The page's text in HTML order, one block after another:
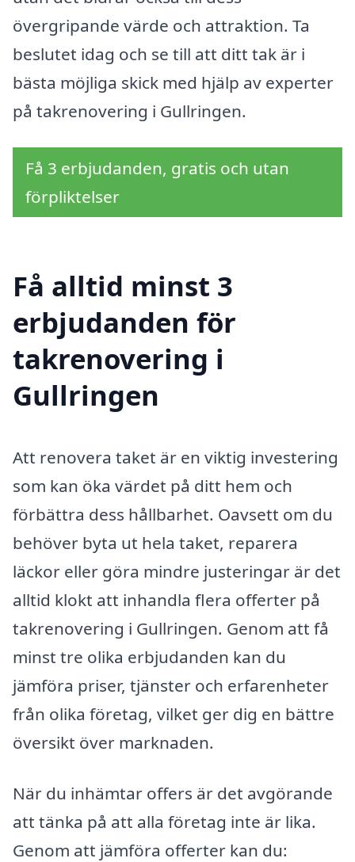
övergripande värde och attraktion. Ta
beslutet idag och se till att ditt tak är i
bästa möjliga skick med hjälp av experter
på takrenovering i Gullringen.
Få 3 erbjudanden, gratis och utan
förpliktelser
Få alltid minst 3
erbjudanden för
takrenovering i
Gullringen
Att renovera taket är en viktig investering
som kan öka värdet på ditt hem och
förbättra dess hållbarhet. Oavsett om du
behöver byta ut hela taket, reparera
läckor eller göra mindre justeringar är det
alltid klokt att inhandla flera offerter på
takrenovering i Gullringen. Genom att få
minst tre olika erbjudanden kan du
jämföra priser, tjänster och erfarenheter
från olika företag, vilket ger dig en bättre
översikt över marknaden.
När du inhämtar offers är det avgörande
att tänka på att alla företag inte är lika.
Genom att jämföra offerter kan du: